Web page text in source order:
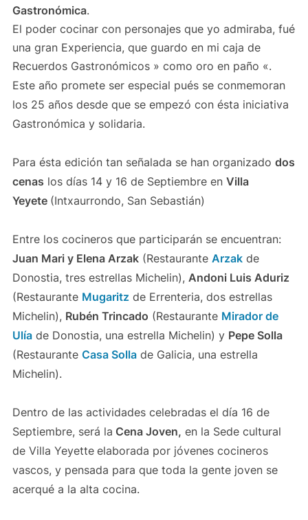
Gastronómica.
El poder cocinar con personajes que yo admiraba, fué
una gran Experiencia, que guardo en mi caja de
Recuerdos Gastronómicos » como oro en paño «.
Este año promete ser especial pués se conmemoran
los 25 años desde que se empezó con ésta iniciativa
Gastronómica y solidaria.
Para ésta edición tan señalada se han organizado dos
cenas los días 14 y 16 de Septiembre en Villa
Yeyete (Intxaurrondo, San Sebastián)
Entre los cocineros que participarán se encuentran:
Juan Mari y Elena Arzak(Restaurante Arzakde
Donostia, tres estrellas Michelin), Andoni Luis Aduriz
(Restaurante Mugaritzde Errenteria, dos estrellas
Michelin), Rubén Trincado (Restaurante Mirador de
Ulíade Donostia, una estrella Michelin) y Pepe Solla
(Restaurante Casa Sollade Galicia, una estrella
Michelin).
Dentro de las actividades celebradas el día 16 de
Septiembre, será la Cena Joven, en la Sede cultural
de Villa Yeyette elaborada por jóvenes cocineros
vascos, y pensada para que toda la gente joven se
acerqué a la alta cocina.